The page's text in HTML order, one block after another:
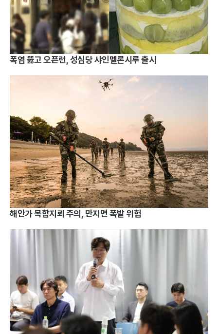
폭염 뚫고 오픈런, 성심당 샤인멜론시루 출시
해안가 목함지뢰 주의, 만지면 폭발 위험